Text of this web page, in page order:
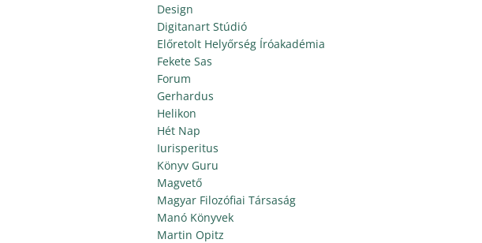
Design
Digitanart Stúdió
Előretolt Helyőrség Íróakadémia
Fekete Sas
Forum
Gerhardus
Helikon
Hét Nap
Iurisperitus
Könyv Guru
Magvető
Magyar Filozófiai Társaság
Manó Könyvek
Martin Opitz